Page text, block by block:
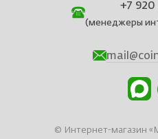
+7 920
(менеджеры
© Интернет-магазин